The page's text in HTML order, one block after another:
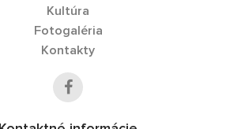
Kultúra
Fotogaléria
Kontakty